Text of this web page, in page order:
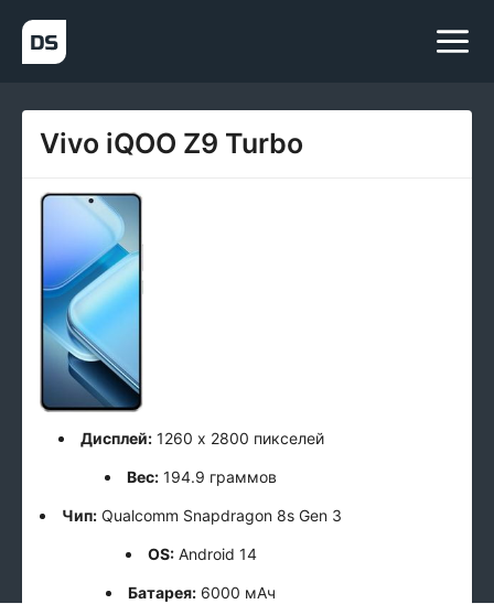
Vivo iQOO Z9 Turbo
Дисплей:1260 x 2800 пикселей
Вес: 194.9 граммов
Чип: Qualcomm Snapdragon 8s Gen 3
OS:Android 14
Батарея: 6000 мАч